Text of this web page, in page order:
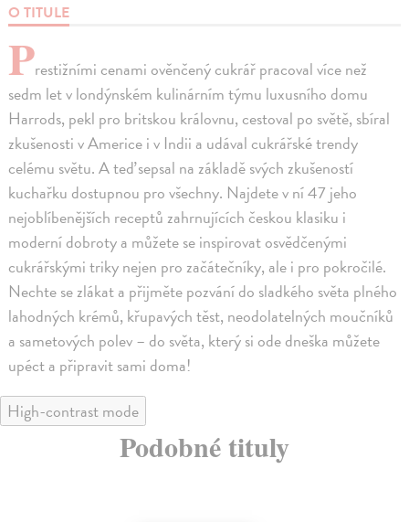
O TITULE
Prestižními cenami ověnčený cukrář pracoval více než
sedm let v londýnském kulinárním týmu luxusního domu
Harrods, pekl pro britskou královnu, cestoval po světě, sbíral
zkušenosti v Americe i v Indii a udával cukrářské trendy
celému světu. A teď sepsal na základě svých zkušeností
kuchařku dostupnou pro všechny. Najdete v ní 47 jeho
nejoblíbenějších receptů zahrnujících českou klasiku i
moderní dobroty a můžete se inspirovat osvědčenými
cukrářskými triky nejen pro začátečníky, ale i pro pokročilé.
Nechte se zlákat a přijměte pozvání do sladkého světa plného
lahodných krémů, křupavých těst, neodolatelných moučníků
a sametových polev – do světa, který si ode dneška můžete
upéct a připravit sami doma!
High-contrast mode
Podobné tituly